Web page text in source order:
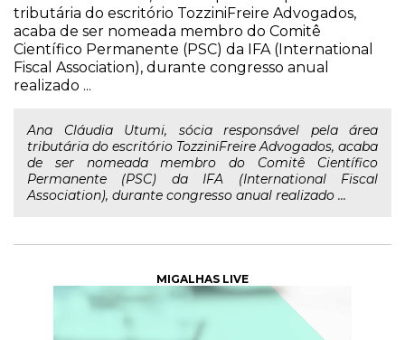
tributária do escritório TozziniFreire Advogados,
acaba de ser nomeada membro do Comitê
Científico Permanente (PSC) da IFA (International
Fiscal Association), durante congresso anual
realizado ...
Ana Cláudia Utumi, sócia responsável pela área
tributária do escritório TozziniFreire Advogados, acaba
de ser nomeada membro do Comitê Científico
Permanente (PSC) da IFA (International Fiscal
Association), durante congresso anual realizado ...
MIGALHAS LIVE